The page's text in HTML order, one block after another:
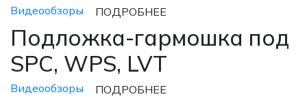
Видеообзоры ПОДРОБНЕЕ
Подложка-гармошка под
SPC, WPS, LVT
Видеообзоры ПОДРОБНЕЕ